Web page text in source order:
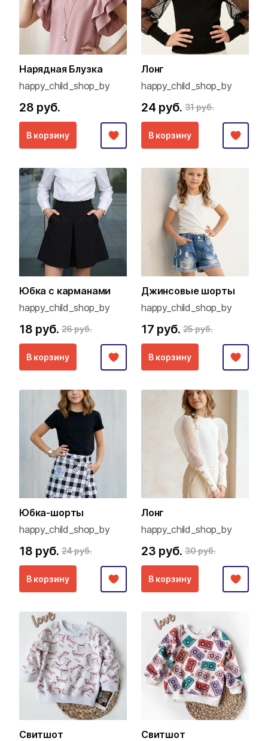
Нарядная Блузка
happy_child_shop_by
28 руб.
В корзину
Лонг
happy_child_shop_by
24 руб. 31 руб.
В корзину
Юбка с карманами
happy_child_shop_by
18 руб. 26 руб.
В корзину
Джинсовые шорты
happy_child_shop_by
17 руб. 25 руб.
В корзину
Юбка-шорты
happy_child_shop_by
18 руб. 24 руб.
В корзину
Лонг
happy_child_shop_by
23 руб. 30 руб.
В корзину
Свитшот
Свитшот